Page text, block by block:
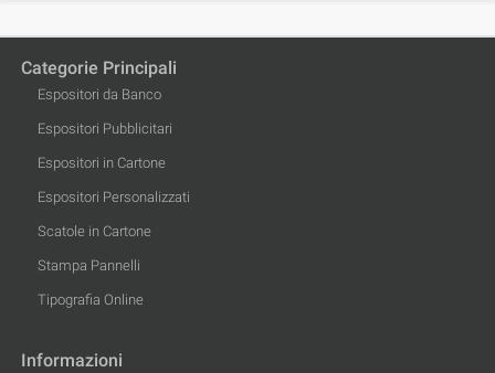
Categorie Principali
Espositori da Banco
Espositori Pubblicitari
Espositori in Cartone
Espositori Personalizzati
Scatole in Cartone
Stampa Pannelli
Tipografia Online
Informazioni